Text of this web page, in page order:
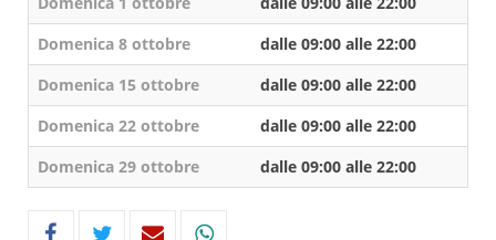
Domenica 8 ottobre
dalle 09:00 alle 22:00
Domenica 15 ottobre
dalle 09:00 alle 22:00
Domenica 22 ottobre
dalle 09:00 alle 22:00
Domenica 29 ottobre
dalle 09:00 alle 22:00